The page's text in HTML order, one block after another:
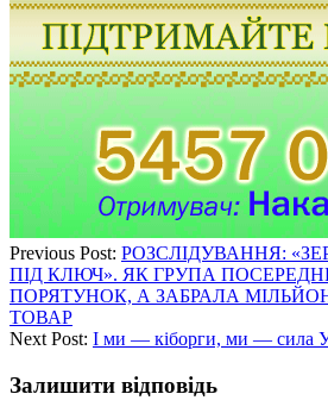
Previous Post: РОЗСЛІДУВАННЯ:
ПІД КЛЮЧ». ЯК ГРУПА
ПОРЯТУНОК, А ЗАБРАЛА
ТОВАР
Next Post: І ми — кіборги, ми — сила
Залишити відповідь